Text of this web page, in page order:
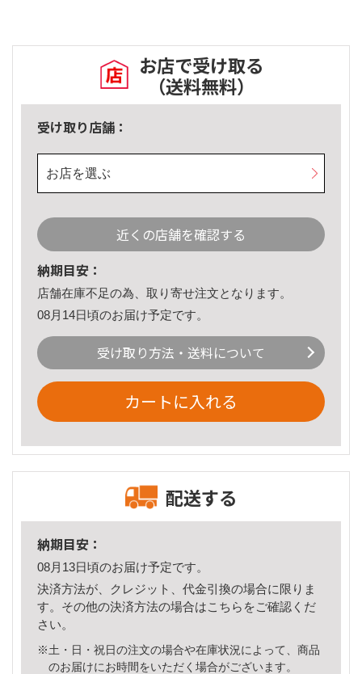
お店で受け取る
（送料無料）
受け取り店舗：
お店を選ぶ
近くの店舗を確認する
納期目安：
店舗在庫不足の為、取り寄せ注文となります。
08月14日頃のお届け予定です。
受け取り方法・送料について
カートに入れる
配送する
納期目安：
08月13日頃のお届け予定です。
決済方法が、クレジット、代金引換の場合に限りま
す。その他の決済方法の場合はこちら をご確認くだ
さい。
※土・日・祝日の注文の場合や在庫状況によって、商品
のお届けにお時間をいただく場合がございます。